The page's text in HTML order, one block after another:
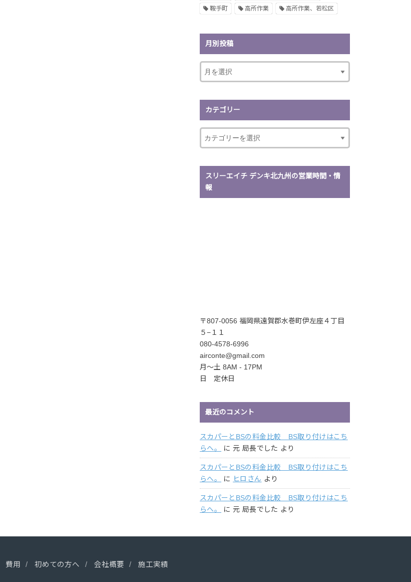
鞍手町
高所作業 高所作業、若松区
月別投稿
カテゴリー
スリーエイチ デンキ北九州の営業時間・情
報
〒807-0056 福岡県遠賀郡水巻町伊左座４丁目
５−１１
080-4578-6996
airconte@gmail.com
月〜土 8AM - 17PM
日 定休日
最近のコメント
スカパーとBSの料金比較 BS取り付けはこち
らへ。
に元 局長でした より
スカパーとBSの料金比較 BS取り付けはこち
らへ。
に ヒロさん より
スカパーとBSの料金比較 BS取り付けはこち
らへ。
に元 局長でした より
費用 初めての方へ 会社概要 施工実績